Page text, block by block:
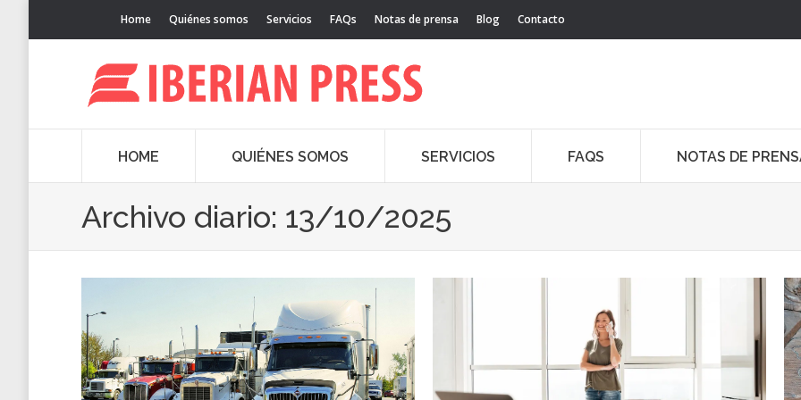
Home Quiénes somos Servicios FAQs Notas de prensa Blog Contacto
HOME QUIÉNES SOMOS SERVICIOS FAQS NOTAS DE
Archivo diario: 13/10/2025